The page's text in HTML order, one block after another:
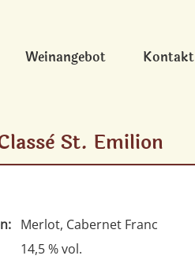
Weinangebot Kontakt
St. Emilion
Merlot, Cabernet Franc
14,5 % vol.